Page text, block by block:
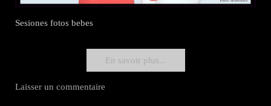
Sesiones fotos bebes
En savoir plus...
Laisser un commentaire